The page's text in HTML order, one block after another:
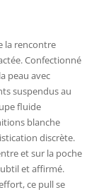
la rencontre
Confectionné
peau avec
suspendus au
fluide
blanche
discrète.
et sur la poche
et affirmé.
ce pull se